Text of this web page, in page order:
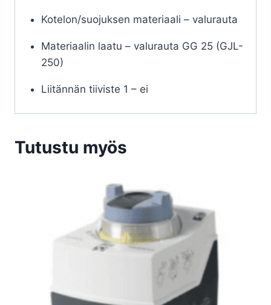
Kotelon/suojuksen materiaali – valurauta
Materiaalin laatu – valurauta GG 25 (GJL-
250)
Liitännän tiiviste 1 – ei
Tutustu myös